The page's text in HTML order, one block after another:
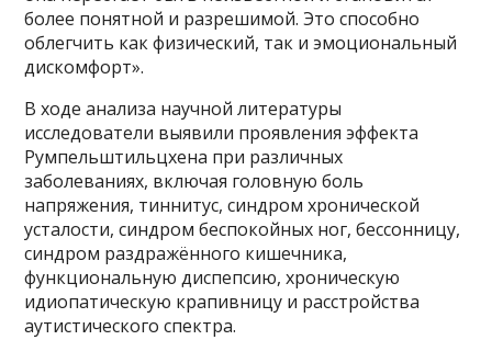
более понятной и разрешимой. Это способно
облегчить как физический, так и эмоциональный
дискомфорт».
В ходе анализа научной литературы
исследователи выявили проявления эффекта
Румпельштильцхена при различных
заболеваниях, включая головную боль
напряжения, тиннитус, синдром хронической
усталости, синдром беспокойных ног, бессонницу,
синдром раздражённого кишечника,
функциональную диспепсию, хроническую
идиопатическую крапивницу и расстройства
аутистического спектра.